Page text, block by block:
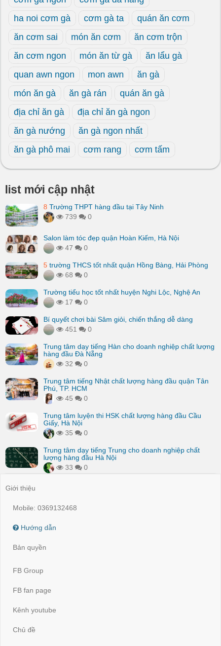
ha noi cơm gà
cơm gà ta
quán ăn cơm
ăn cơm sai
món ăn cơm
ăn cơm trộn
ăn cơm ngon
món ăn từ gà
ăn lẩu gà
quan awn ngon
mon awn
ăn gà
món ăn gà
ăn gà rán
quán ăn gà
địa chỉ ăn gà
địa chỉ ăn gà ngon
ăn gà nướng
ăn gà ngon nhất
ăn gà phô mai
cơm rang cơm tấm
list mới cập nhật
8 Trường THPT hàng đầu tại Tây Ninh
739
0
Salon làm tóc đẹp quận Hoàn Kiếm, Hà Nội
47
0
5 trường THCS tốt nhất quận Hồng Bàng, Hải Phòng
68
0
Trường tiểu học tốt nhất huyện Nghi Lộc, Nghệ An
17
0
Bí quyết chơi bài Sâm giỏi, chiến thắng dễ dàng
451
0
Trung tâm dạy tiếng Hàn cho doanh nghiệp chất lượng
hàng đầu Đà Nẵng
32
0
Trung tâm tiếng Nhật chất lượng hàng đầu quận Tân
Phú, TP. HCM
45
0
Trung tâm luyện thi HSK chất lượng hàng đầu Cầu
Giấy, Hà Nội
35
0
Trung tâm dạy tiếng Trung cho doanh nghiệp chất
lượng hàng đầu Hà Nội
33
0
Giới thiệu
Mobile: 0369132468
Hướng dẫn
Bản quyền
FB Group
FB fan page
Kênh youtube
Chủ đề